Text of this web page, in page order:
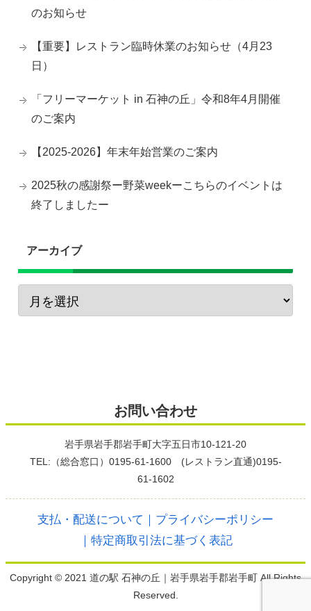
のお知らせ
【重要】レストラン臨時休業のお知らせ（4月23
日）
「フリーマーケット in 石神の丘」令和8年4月開催
のご案内
【2025-2026】年末年始営業のご案内
2025秋の感謝祭ー野菜weekーこちらのイベントは
終了しましたー
アーカイブ
お問い合わせ
岩手県岩手郡岩手町大字五日市10-121-20
TEL:（総合窓口）0195-61-1600 (レストラン直通)0195-
61-1602
支払・配送について ｜プライバシーポリシー
｜特定商取引法に基づく表記
Copyright © 2021 道の駅 石神の丘｜岩手県岩手郡岩手町 All Rights
Reserved.